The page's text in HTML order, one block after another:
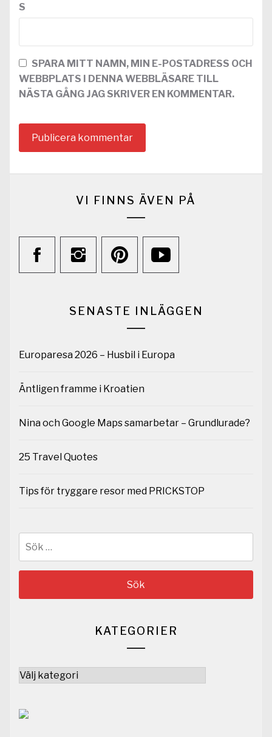
S
SPARA MITT NAMN, MIN E-POSTADRESS OCH
WEBBPLATS I DENNA WEBBLÄSARE TILL
NÄSTA GÅNG JAG SKRIVER EN KOMMENTAR.
VI FINNS ÄVEN PÅ
SENASTE INLÄGGEN
Europaresa 2026 – Husbil i Europa
Äntligen framme i Kroatien
Nina och Google Maps samarbetar – Grundlurade?
25 Travel Quotes
Tips för tryggare resor med PRICKSTOP
KATEGORIER
Kategorier